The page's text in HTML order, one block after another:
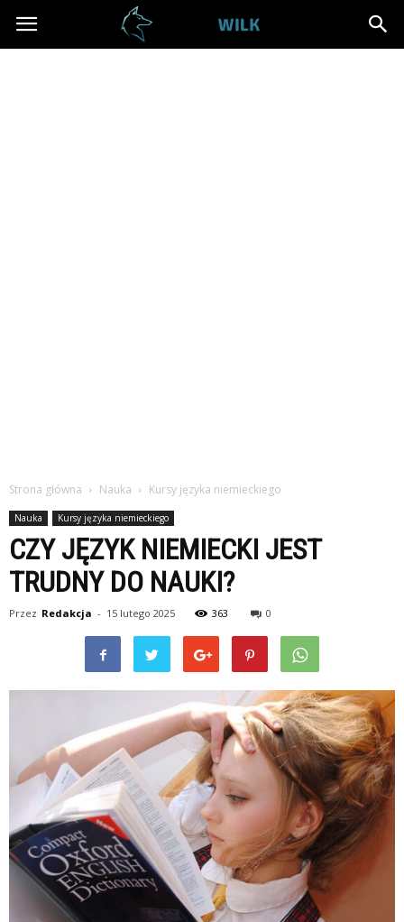
Cwanywilk.pl
Strona główna Nauka Kursy języka niemieckiego
Nauka Kursy języka niemieckiego
CZY JĘZYK NIEMIECKI JEST
TRUDNY DO NAUKI?
Przez Redakcja - 15 lutego 2025 363 0